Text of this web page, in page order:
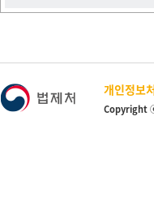
개인정보
Copyright